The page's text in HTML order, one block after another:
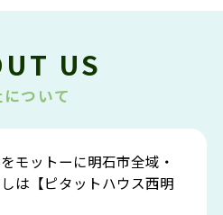
US
ついて
モットーに明石市全域・
は【ピタットハウス西明